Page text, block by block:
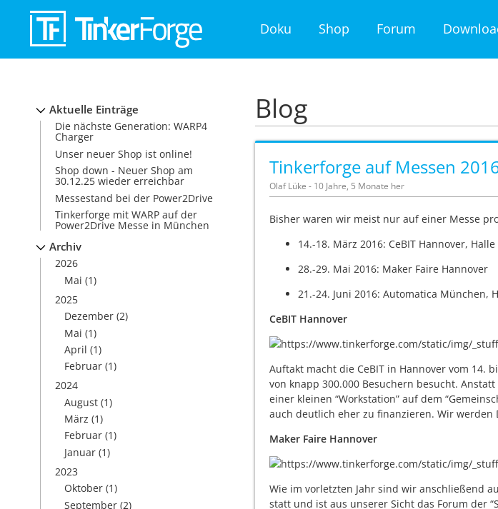
Doku Shop Forum
Aktuelle Einträge
Die nächste Generation: WARP4
Charger
Unser neuer Shop ist online!
Shop down - Neuer Shop am
30.12.25 wieder erreichbar
Messestand bei der Power2Drive
Tinkerforge mit WARP auf der
Power2Drive Messe in München
Archiv
2026
Mai (1)
2025
Dezember (2)
Mai (1)
April (1)
Februar (1)
2024
August (1)
März (1)
Februar (1)
Januar (1)
2023
Oktober (1)
September (2)
Blog
Tinkerforge auf Messen
Olaf Lüke - 10 Jahre, 5 Monate her
Bisher waren wir meist nur auf einer Messe
14.-18. März 2016: CeBIT Hannover,
28.-29. Mai 2016: Maker Faire Hannover
21.-24. Juni 2016: Automatica München,
CeBIT Hannover
Auftakt macht die CeBIT in Hannover vom 14.
von knapp 300.000 Besuchern besucht.
einer kleinen “Workstation” auf dem
auch deutlich eher zu finanzieren. Wir
Maker Faire Hannover
Wie im vorletzten Jahr sind wir anschließend
statt und ist aus unserer Sicht das Forum der